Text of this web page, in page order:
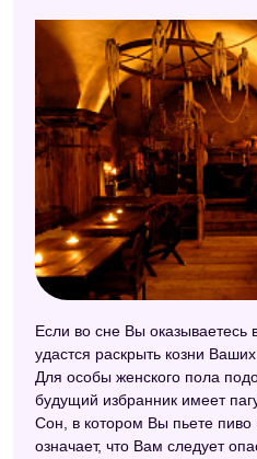
Если во сне Вы оказываетесь
удастся раскрыть козни
Для особы женского пола
будущий избранник имеет
Сон, в котором Вы пьете пиво
означает, что Вам следует